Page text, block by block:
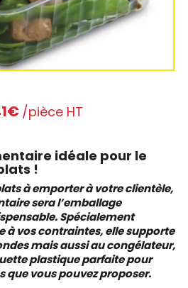
/pièce HT
idéale pour le
!
à emporter à votre clientèle,
sera l’emballage
Spécialement
à vos contraintes, elle supporte
mais aussi au congélateur,
plastique parfaite pour
que vous pouvez proposer.